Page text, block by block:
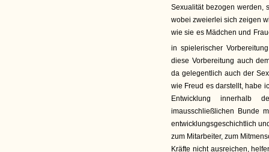
Sexualität bezogen werden,
wobei zweierlei sich zeigen
wie sie es Mädchen und
in spielerischer
diese Vorbereitung auch
da gelegentlich auch der
wie Freud es darstellt, habe
Entwicklung innerhalb
imausschließlichen Bunde
entwicklungsgeschichtlich
zum Mitarbeiter, zum
Kräfte nicht ausreichen,